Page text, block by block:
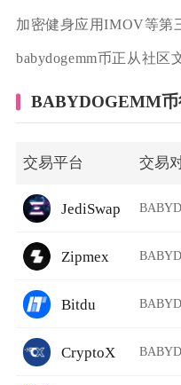
加密健身应用IMOV等第
babydogemm币正从社区
BABYDOGEMM币
交易平台 交易
JediSwap
Zipmex
Bitdu
CryptoX